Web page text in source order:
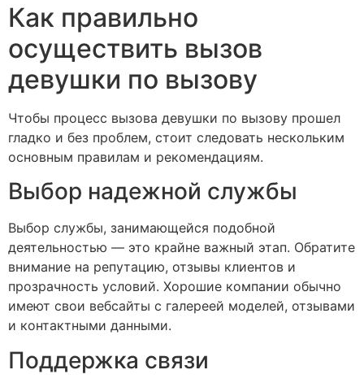
Как правильно
осуществить вызов
девушки по вызову
Чтобы процесс вызова девушки по вызову прошел
гладко и без проблем, стоит следовать нескольким
основным правилам и рекомендациям.
Выбор надежной службы
Выбор службы, занимающейся подобной
деятельностью — это крайне важный этап. Обратите
внимание на репутацию, отзывы клиентов и
прозрачность условий. Хорошие компании обычно
имеют свои вебсайты с галереей моделей, отзывами
и контактными данными.
Поддержка связи